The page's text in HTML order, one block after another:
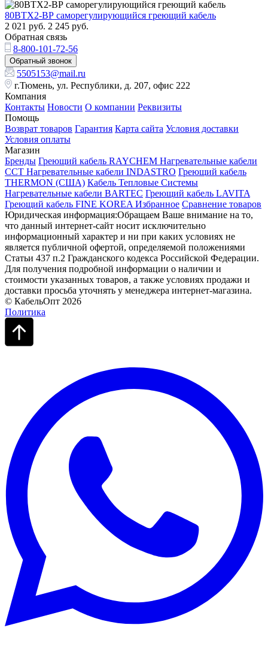
80ВТХ2-ВР саморегулирующийся греющий кабель
2 021 руб. 2 245 руб.
Обратная связь
8-800-101-72-56
Обратный звонок
5505153@mail.ru
г.Тюмень, ул. Республики, д. 207, офис 222
Компания
Контакты Новости О компании Реквизиты
Помощь
Возврат товаров Гарантия Карта сайта Условия доставки
Условия оплаты
Магазин
Бренды Греющий кабель RAYCHEM Нагревательные кабели
ССТ Нагревательные кабели INDASTRO Греющий кабель
THERMON (США) Кабель Тепловые Системы
Нагревательные кабели BARTEC Греющий кабель LAVITA
Греющий кабель FINE KOREA Избранное Сравнение товаров
Юридическая информация:Обращаем Ваше внимание на то,
что данный интернет-сайт носит исключительно
информационный характер и ни при каких условиях не
является публичной офертой, определяемой положениями
Статьи 437 п.2 Гражданского кодекса Российской Федерации.
Для получения подробной информации о наличии и
стоимости указанных товаров, а также условиях продажи и
доставки просьба уточнять у менеджера интернет-магазина.
© КабельОпт 2026
Политика